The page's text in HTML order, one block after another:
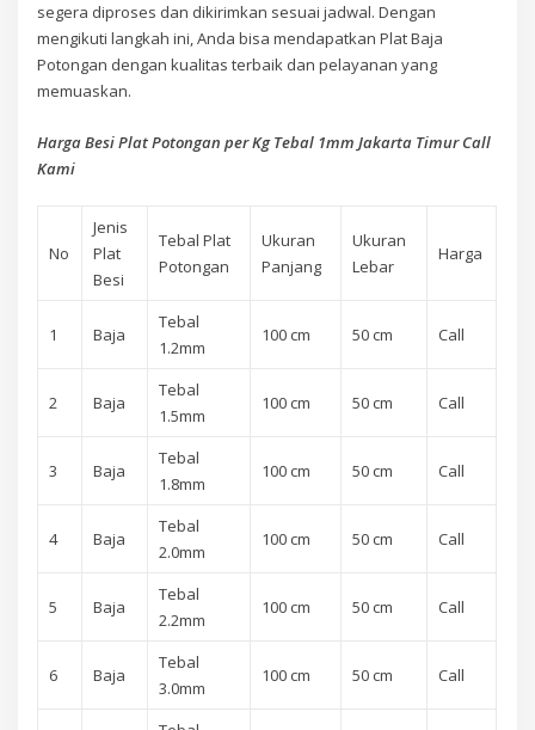
segera diproses dan dikirimkan sesuai jadwal. Dengan
mengikuti langkah ini, Anda bisa mendapatkan Plat Baja
Potongan dengan kualitas terbaik dan pelayanan yang
memuaskan.
Harga Besi Plat Potongan per Kg Tebal 1mm Jakarta Timur Call
Kami
No
Jenis
Plat
Besi
Tebal Plat
Potongan
Ukuran
Panjang
Ukuran
Lebar
Harga
1 Baja
Tebal
1.2mm
100 cm 50 cm Call
2 Baja
Tebal
1.5mm
100 cm 50 cm Call
3 Baja
Tebal
1.8mm
100 cm 50 cm Call
4 Baja
Tebal
2.0mm
100 cm 50 cm Call
5 Baja
Tebal
2.2mm
100 cm 50 cm Call
6 Baja
Tebal
3.0mm
100 cm 50 cm Call